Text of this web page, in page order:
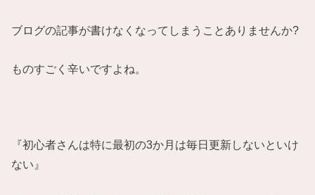
ブログの記事が書けなくなってしまうことありませんか?
ものすごく辛いですよね。
『初心者さんは特に最初の3か月は毎日更新しないといけ
ない』